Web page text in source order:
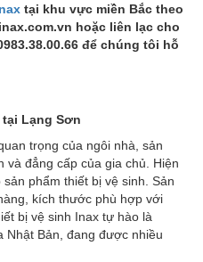
tại khu vực miền Bắc theo
hoặc liên lạc cho
để chúng tôi hỗ
Lạng Sơn
trọng của ngôi nhà, sản
và đẳng cấp của gia chủ. Hiện
phẩm thiết bị vệ sinh. Sản
kích thước phù hợp với
bị vệ sinh Inax tự hào là
Nhật Bản, đang được nhiều